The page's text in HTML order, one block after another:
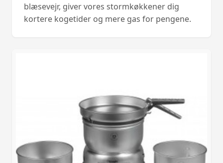
blæsevejr, giver vores stormkøkkener dig
kortere kogetider og mere gas for pengene.